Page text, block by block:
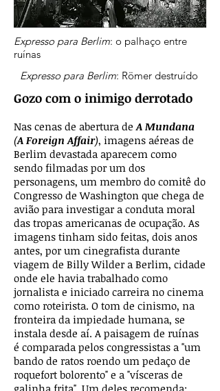
Expresso para Berlim: o palhaço entre
ruínas
Expresso para Berlim: Römer destruído
Gozo com o inimigo derrotado
Nas cenas de abertura deA Mundana
(A Foreign Affair), imagens aéreas de
Berlim devastada aparecem como
sendo filmadas por um dos
personagens, um membro do comitê do
Congresso de Washington que chega de
avião para investigar a conduta moral
das tropas americanas de ocupação. As
imagens tinham sido feitas, dois anos
antes, por um cinegrafista durante
viagem de Billy Wilder a Berlim, cidade
onde ele havia trabalhado como
jornalista e iniciado carreira no cinema
como roteirista. O tom de cinismo, na
fronteira da impiedade humana, se
instala desde aí. A paisagem de ruínas
é comparada pelos congressistas a "um
bando de ratos roendo um pedaço de
roquefort bolorento" e a "vísceras de
galinha frita". Um deles recomenda: